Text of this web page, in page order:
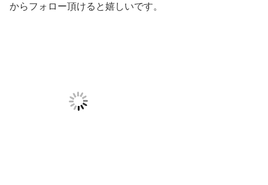
からフォロー頂けると嬉しいです。